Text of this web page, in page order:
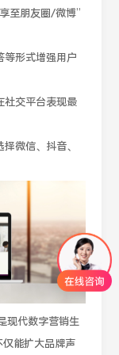
至朋友圈/微博”
等形式增强用户
社交平台表现最
微信、抖音、
现代数字营销生
能扩大品牌声